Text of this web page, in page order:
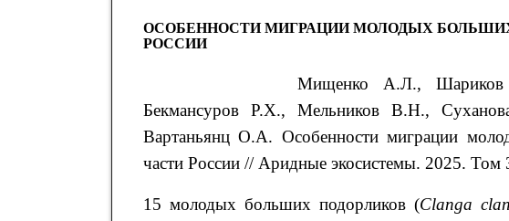
ОСОБЕННОСТИ МИГРАЦИИ МОЛОДЫХ
РОССИИ
Мищенко А.Л., Шариков
Бекмансуров Р.Х.,Мельников В.Н.,
Вартаньянц О.А. Особенности миграции
части России // Аридные экосистемы. 2025.
15 молодых больших подорликов (Clanga